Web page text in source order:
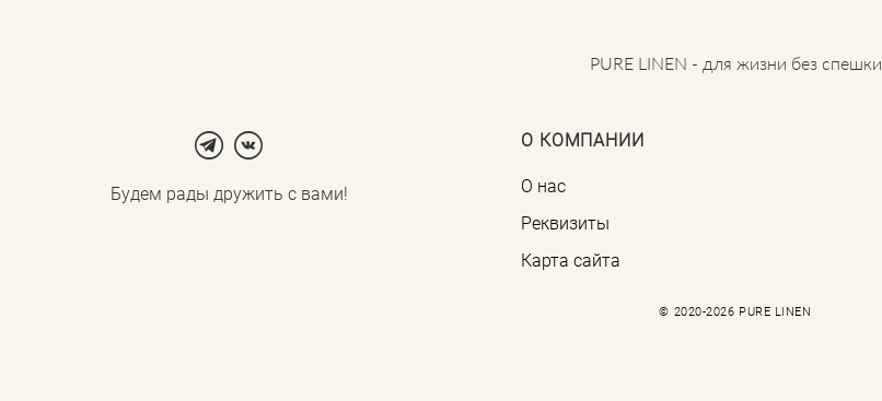
PURE LINEN - для жизни без спешки
Будем рады дружить с вами!
О КОМПАНИИ
О нас
Реквизиты
Карта сайта
© 2020-2026 PURE LINEN